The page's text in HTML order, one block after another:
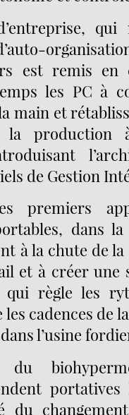
qui
est remis en
les PC à
main et
production
de Gestion
premiers
dans
à la chute de
et à créer
règle les
cadences de
l’usine
du
portatives
du